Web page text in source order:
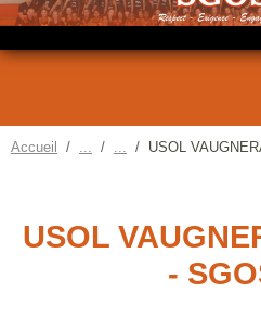
Accueil USOL
USOL
-